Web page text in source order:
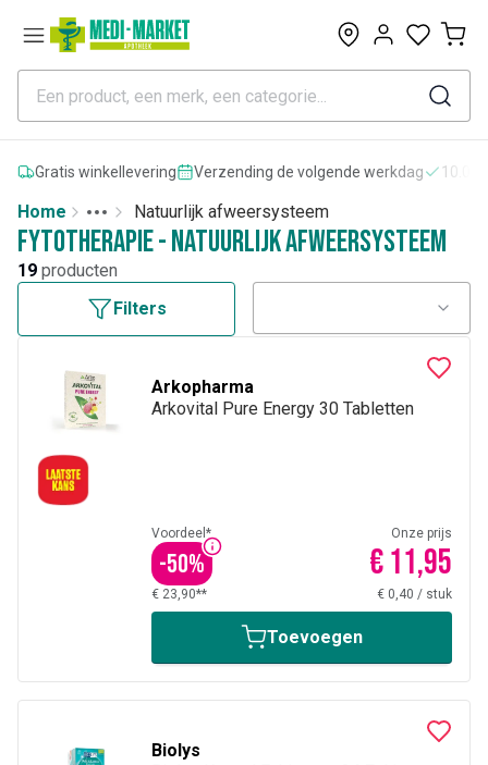
0
Gratis winkellevering Verzending de volgende werkdag
Home
More
Toggle menu
Natuurlijk afweersysteem
Fytotherapie - Natuurlijk afweersysteem
19 producten
Filters
Arkopharma
Arkovital Pure Energy 30 Tabletten
Voordeel*
-50%
Onze prijs
€ 11,95
€ 23,90** € 0,40 / stuk
Toevoegen
Biolys